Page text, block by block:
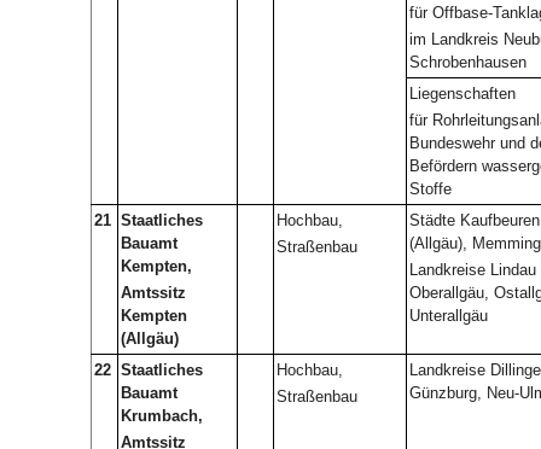
für Offbase-
im Landkreis
Schrobenhausen
Liegenschaften
für
Bundeswehr und
Befördern
Stoffe
21 Staatliches
Bauamt
Kempten,
Amtssitz
Kempten
(Allgäu)
Hochbau,
Straßenbau
Städte
(Allgäu),
Landkreise
Oberallgäu,
Unterallgäu
22 Staatliches
Bauamt
Krumbach,
Amtssitz
Hochbau,
Straßenbau
Landkreise
Günzburg, Neu-